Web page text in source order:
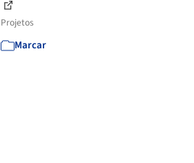
Projetos
Marcar